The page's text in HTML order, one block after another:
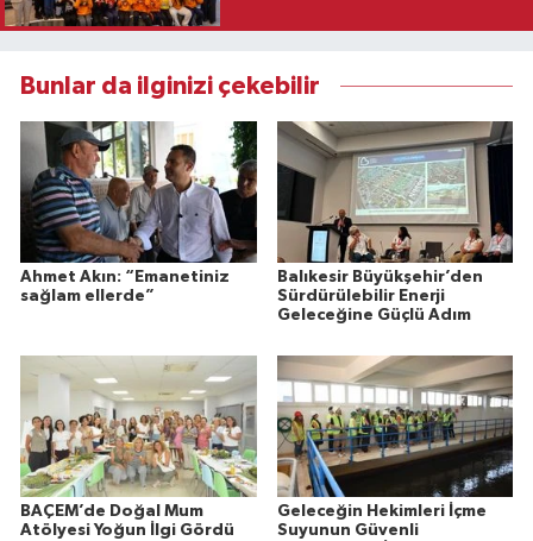
Bunlar da ilginizi çekebilir
Ahmet Akın: “Emanetiniz
sağlam ellerde”
Balıkesir Büyükşehir’den
Sürdürülebilir Enerji
Geleceğine Güçlü Adım
BAÇEM’de Doğal Mum
Atölyesi Yoğun İlgi Gördü
Geleceğin Hekimleri İçme
Suyunun Güvenli